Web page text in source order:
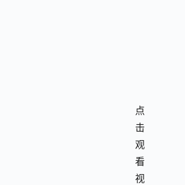
点
击
观
看
视